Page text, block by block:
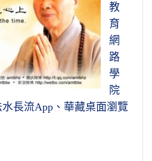
教
育
網
路
學
院
長流App、華藏桌面瀏覽